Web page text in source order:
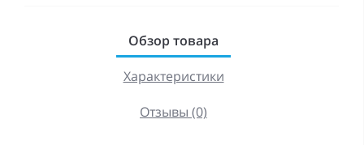
Обзор товара
Характеристики
Отзывы (0)